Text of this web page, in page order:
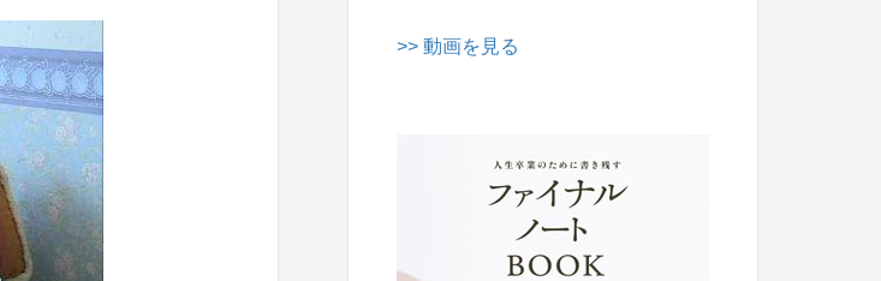
>> 動画を見る